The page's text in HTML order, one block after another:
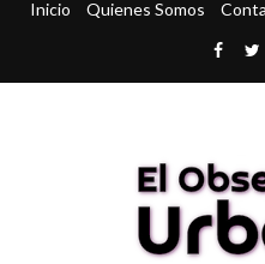
Inicio Quienes Somos